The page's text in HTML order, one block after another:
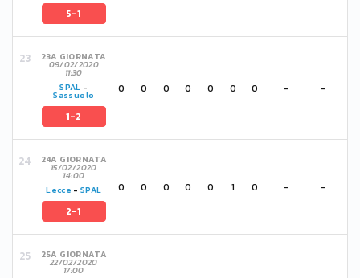
5-1
23A GIORNATA
09/02/2020
11:30
SPAL -
Sassuolo
1-2
0 0 0 0 0 0 0 - -
24A GIORNATA
15/02/2020
14:00
Lecce -SPAL
2-1
0 0 0 0 0 1 0 - -
25A GIORNATA
22/02/2020
17:00